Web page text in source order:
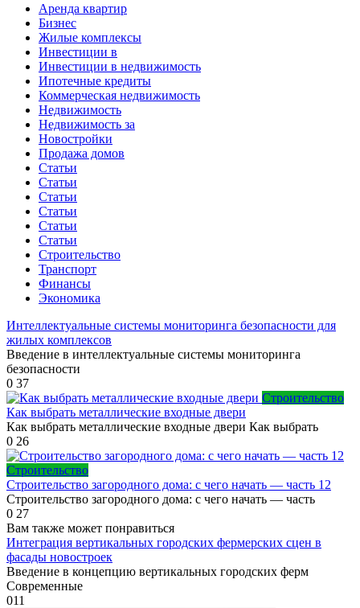
Аренда квартир
Бизнес
Жилые комплексы
Инвестиции в
Инвестиции в недвижимость
Ипотечные кредиты
Коммерческая недвижимость
Недвижимость
Недвижимость за
Новостройки
Продажа домов
Статьи
Статьи
Статьи
Статьи
Статьи
Статьи
Строительство
Транспорт
Финансы
Экономика
Интеллектуальные системы мониторинга безопасности для
жилых комплексов
Введение в интеллектуальные системы мониторинга
безопасности
0 37
Строительство
Как выбрать металлические входные двери
Как выбрать металлические входные двери Как выбрать
0 26
Строительство
Строительство загородного дома: с чего начать — часть 12
Строительство загородного дома: с чего начать — часть
0 27
Вам также может понравиться
Интеграция вертикальных городских фермерских сцен в
фасады новостроек
Введение в концепцию вертикальных городских ферм
Современные
011